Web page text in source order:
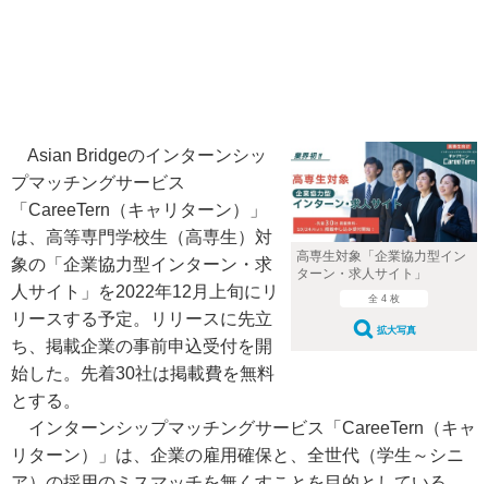
高専生対象「企業協力型イン
ターン・求人サイト」
全 4 枚
拡大写真
Asian Bridgeのインターンシッ
プマッチングサービス
「CareeTern（キャリターン）」
は、高等専門学校生（高専生）対
象の「企業協力型インターン・求
人サイト」を2022年12月上旬にリ
リースする予定。リリースに先立
ち、掲載企業の事前申込受付を開
始した。先着30社は掲載費を無料
とする。
インターンシップマッチングサービス「CareeTern（キャ
リターン）」は、企業の雇用確保と、全世代（学生～シニ